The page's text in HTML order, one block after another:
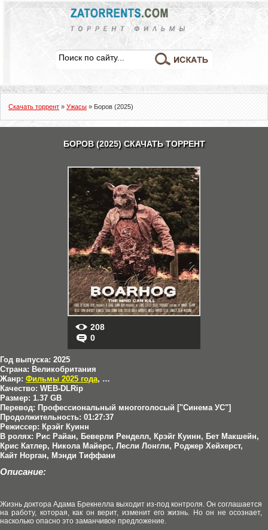
Скачать торрент » Ужасы » Боров (2025)
БОРОВ (2025) СКАЧАТЬ ТОРРЕНТ
208
0
Год выпуска: 2025
Страна: Великобритания
Жанр: Фильмы 2025 года, Ужасы
Качество: WEB-DLRip
Размер: 1.37 GB
Перевод: Профессиональный многоголосый ["Синема УС"]
Продолжительность: 01:27:37
Режиссер: Крэйг Куинн
В ролях: Рис Райан, Беверли Ренделл, Крэйг Куинн, Бет Макшейн,
Крис Катлер, Никола Майерс, Лесли Лонгли, Роджер Хейхерст,
Кайт Норган, Мэнди Тиффани
Описание:
Жизнь доктора Адама Брекнелла выходит из-под контроля. Он соглашается
на работу, которая, как он верит, изменит его жизнь. Но он не осознает,
насколько опасно это заманчивое предложение.